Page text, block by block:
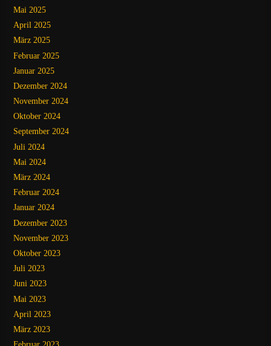
Mai 2025
April 2025
März 2025
Februar 2025
Januar 2025
Dezember 2024
November 2024
Oktober 2024
September 2024
Juli 2024
Mai 2024
März 2024
Februar 2024
Januar 2024
Dezember 2023
November 2023
Oktober 2023
Juli 2023
Juni 2023
Mai 2023
April 2023
März 2023